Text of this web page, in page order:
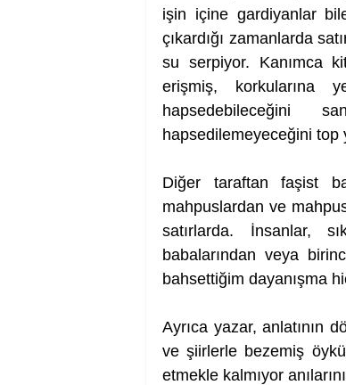
işin içine gardiyanlar
çıkardığı zamanlarda
su serpiyor. Kanımca
erişmiş, korkularına
hapsedebileceğini
hapsedilemeyeceğini top
Diğer taraftan faşist
mahpuslardan ve
satırlarda. İnsanlar,
babalarından veya
bahsettiğim dayanışma
Ayrıca yazar, anlatının
ve şiirlerle bezemiş
etmekle kalmıyor